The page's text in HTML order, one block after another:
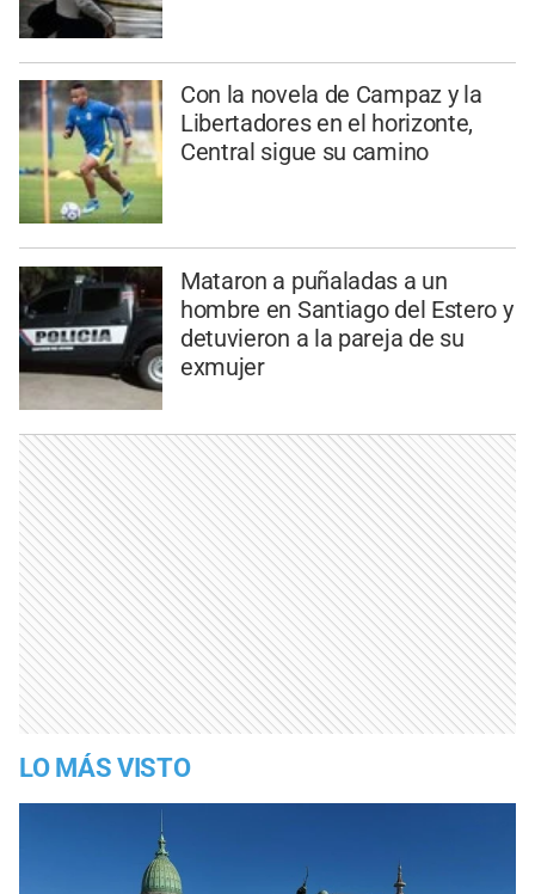
Con la novela de Campaz y la
Libertadores en el horizonte,
Central sigue su camino
Mataron a puñaladas a un
hombre en Santiago del Estero y
detuvieron a la pareja de su
exmujer
LO MÁS VISTO